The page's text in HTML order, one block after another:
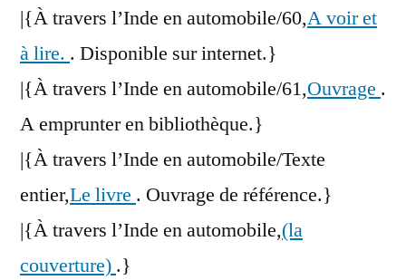
|{À travers l’Inde en automobile/60,A voir et
à lire. . Disponible sur internet.}
|{À travers l’Inde en automobile/61,Ouvrage .
A emprunter en bibliothèque.}
|{À travers l’Inde en automobile/Texte
entier,Le livre . Ouvrage de référence.}
|{À travers l’Inde en automobile,(la
couverture) .}